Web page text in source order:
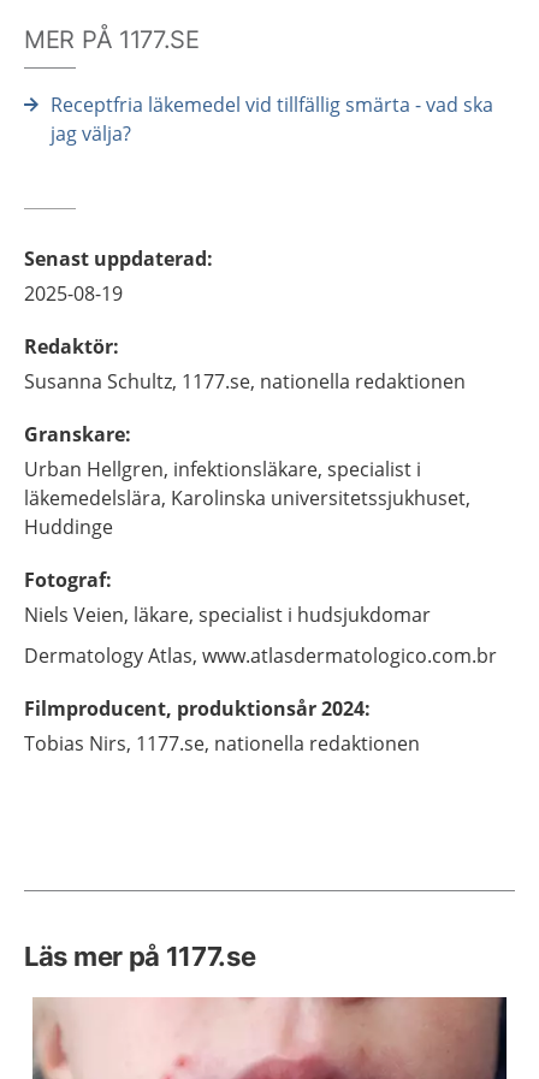
MER PÅ 1177.SE
Receptfria läkemedel vid tillfällig smärta - vad ska
jag välja?
Senast uppdaterad:
2025-08-19
Redaktör:
Susanna Schultz, 1177.se, nationella redaktionen
Granskare:
Urban Hellgren, infektionsläkare, specialist i
läkemedelslära, Karolinska universitetssjukhuset,
Huddinge
Fotograf:
Niels Veien, läkare, specialist i hudsjukdomar
Dermatology Atlas, www.atlasdermatologico.com.br
Filmproducent, produktionsår 2024:
Tobias Nirs, 1177.se, nationella redaktionen
Läs mer på 1177.se